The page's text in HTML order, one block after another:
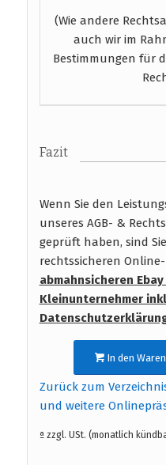
(Wie andere
auch wir im
Bestimmungen für
Fazit
Wenn Sie den
unseres AGB- &
geprüft haben, sind
rechtssicheren
abmahnsicheren Ebay
Kleinunternehmer
In den
Zurück zum
und weitere
ª zzgl. USt. (monatlich